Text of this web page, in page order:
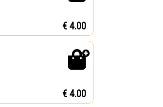
€ 4.00
€ 4.00